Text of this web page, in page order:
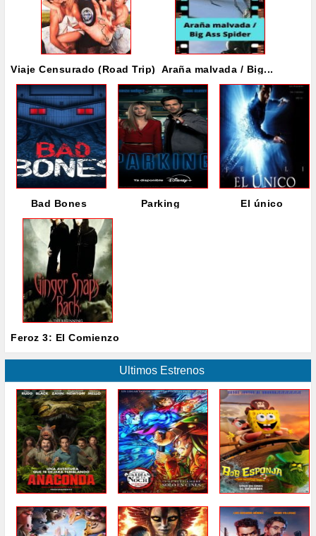
Viaje Censurado (Road Trip) Araña malvada / Big...
Bad Bones Parking El único
Feroz 3: El Comienzo
Ultimos Estrenos